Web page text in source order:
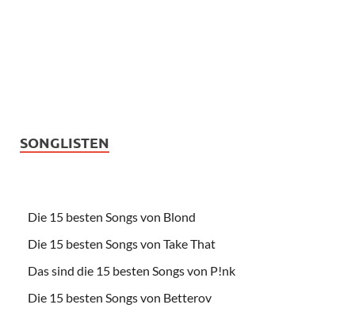
SONGLISTEN
Die 15 besten Songs von Blond
Die 15 besten Songs von Take That
Das sind die 15 besten Songs von P!nk
Die 15 besten Songs von Betterov